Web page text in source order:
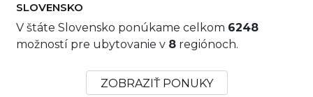
SLOVENSKO
V štáte Slovensko ponúkame celkom 6248
možností pre ubytovanie v 8 regiónoch.
ZOBRAZIŤ PONUKY